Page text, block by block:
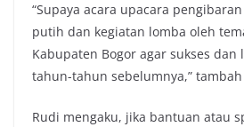
“Supaya acara upacara
putih dan kegiatan lomba oleh
Kabupaten Bogor agar sukses
tahun-tahun sebelumnya,”
Rudi mengaku, jika bantuan atau